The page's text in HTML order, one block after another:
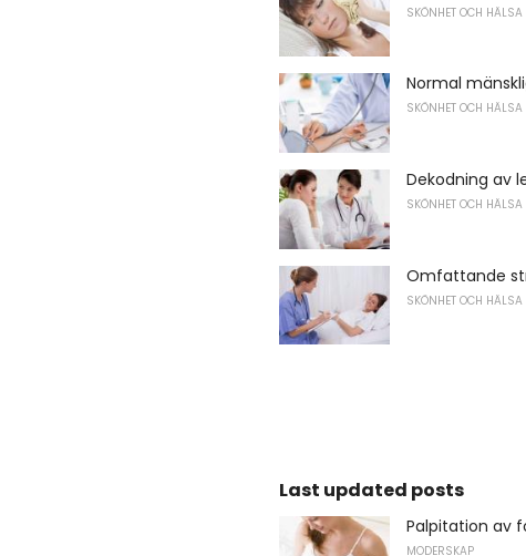
SKÖNHET OCH HÄLSA
Normal
SKÖNHET OCH HÄLSA
Dekodning av
SKÖNHET OCH HÄLSA
Omfattande
SKÖNHET OCH HÄLSA
Last updated posts
Palpitation av
MODERSKAP